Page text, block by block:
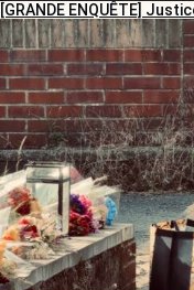
[GRANDE ENQUÊTE]